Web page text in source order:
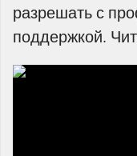
разрешать с
поддержкой.